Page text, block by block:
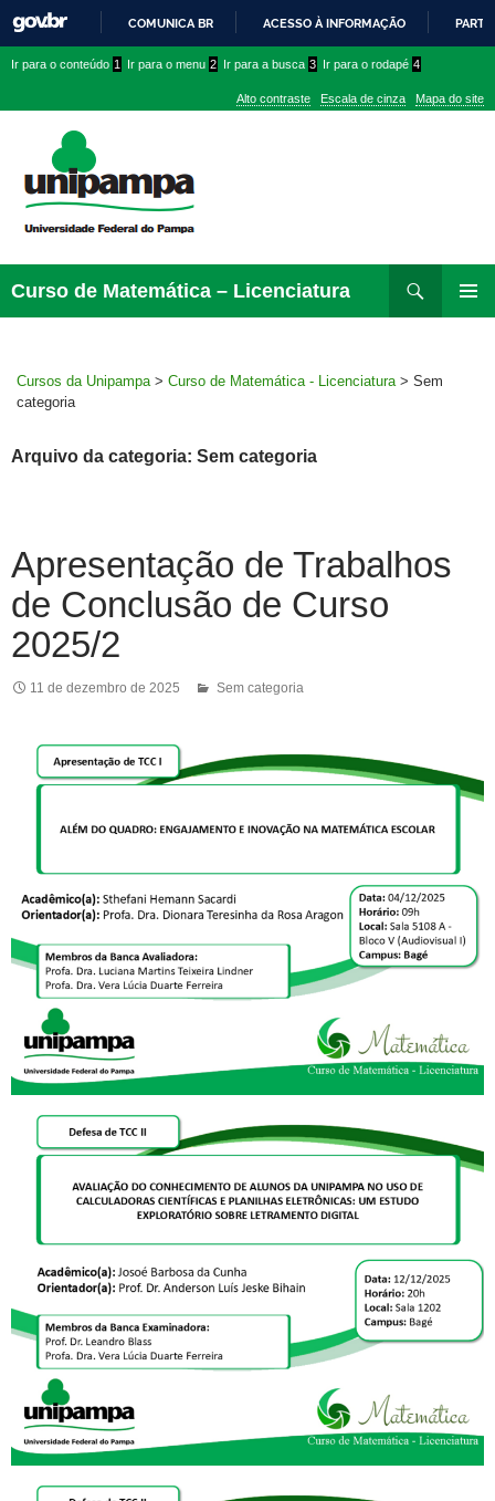
PARA
CONTEÚDO
COMUNICA BR ACESSO À INFORMAÇÃO
conteúdo
menu
superior
menu
Ir para o conteúdo 1 Ir para o menu 2 Ir para a busca 3 Ir para o rodapé 4
Alto contraste Escala de cinza Mapa do site
Curso de Matemática – Licenciatura
para
Cursos da Unipampa > Curso de Matemática - Licenciatura > Sem
categoria
Arquivo da categoria: Sem categoria
Apresentação de Trabalhos
de Conclusão de Curso
2025/2
11 de dezembro de 2025 Sem categoria